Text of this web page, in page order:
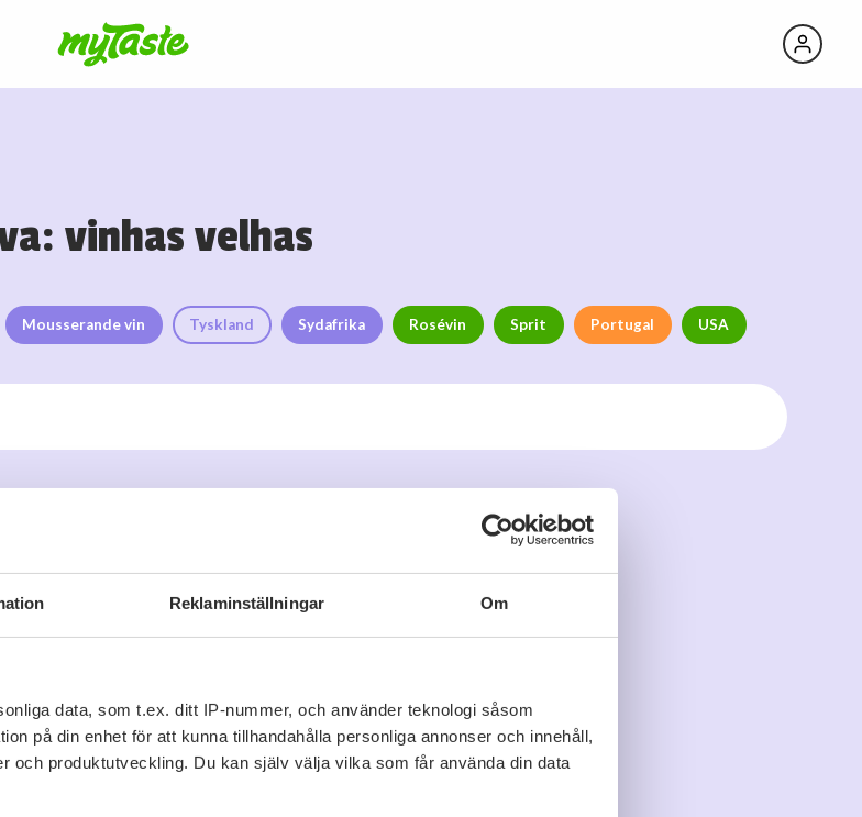
Reklaminställningar Om
data, som t.ex. ditt IP-nummer, och använder teknologi såsom
på din enhet för att kunna tillhandahålla personliga annonser och innehåll,
och produktutveckling. Du kan själv välja vilka som får använda din data
vinhas velhas
Mousserande vin Tyskland Sydafrika Rosévin Sprit Portugal USA